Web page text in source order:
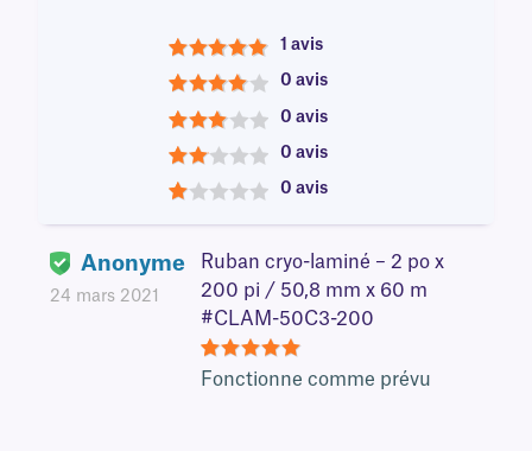
5
1 avis
4
0 avis
3
0 avis
2
0 avis
0 avis
Anonyme
24 mars 2021
Ruban cryo-laminé – 2 po x
200 pi / 50,8 mm x 60 m
#CLAM-50C3-200
5Fonctionne comme prévu